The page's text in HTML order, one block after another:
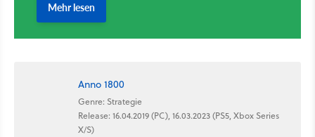
Anno 1800
Genre: Strategie
Release: 16.04.2019 (PC), 16.03.2023 (PS5, Xbox Series
X/S)